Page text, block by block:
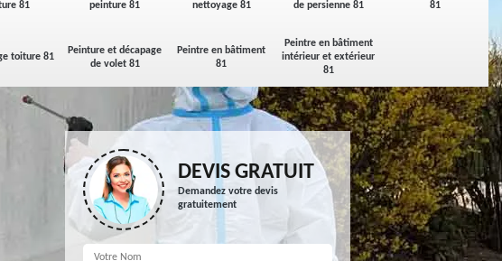
81
peinture 81
nettoyage 81
de persienne 81
81
toiture 81
Peinture et décapage
de volet 81
Peintre en bâtiment
81
Peintre en bâtiment
intérieur et extérieur
81
DEVIS GRATUIT
Demandez votre devis
gratuitement